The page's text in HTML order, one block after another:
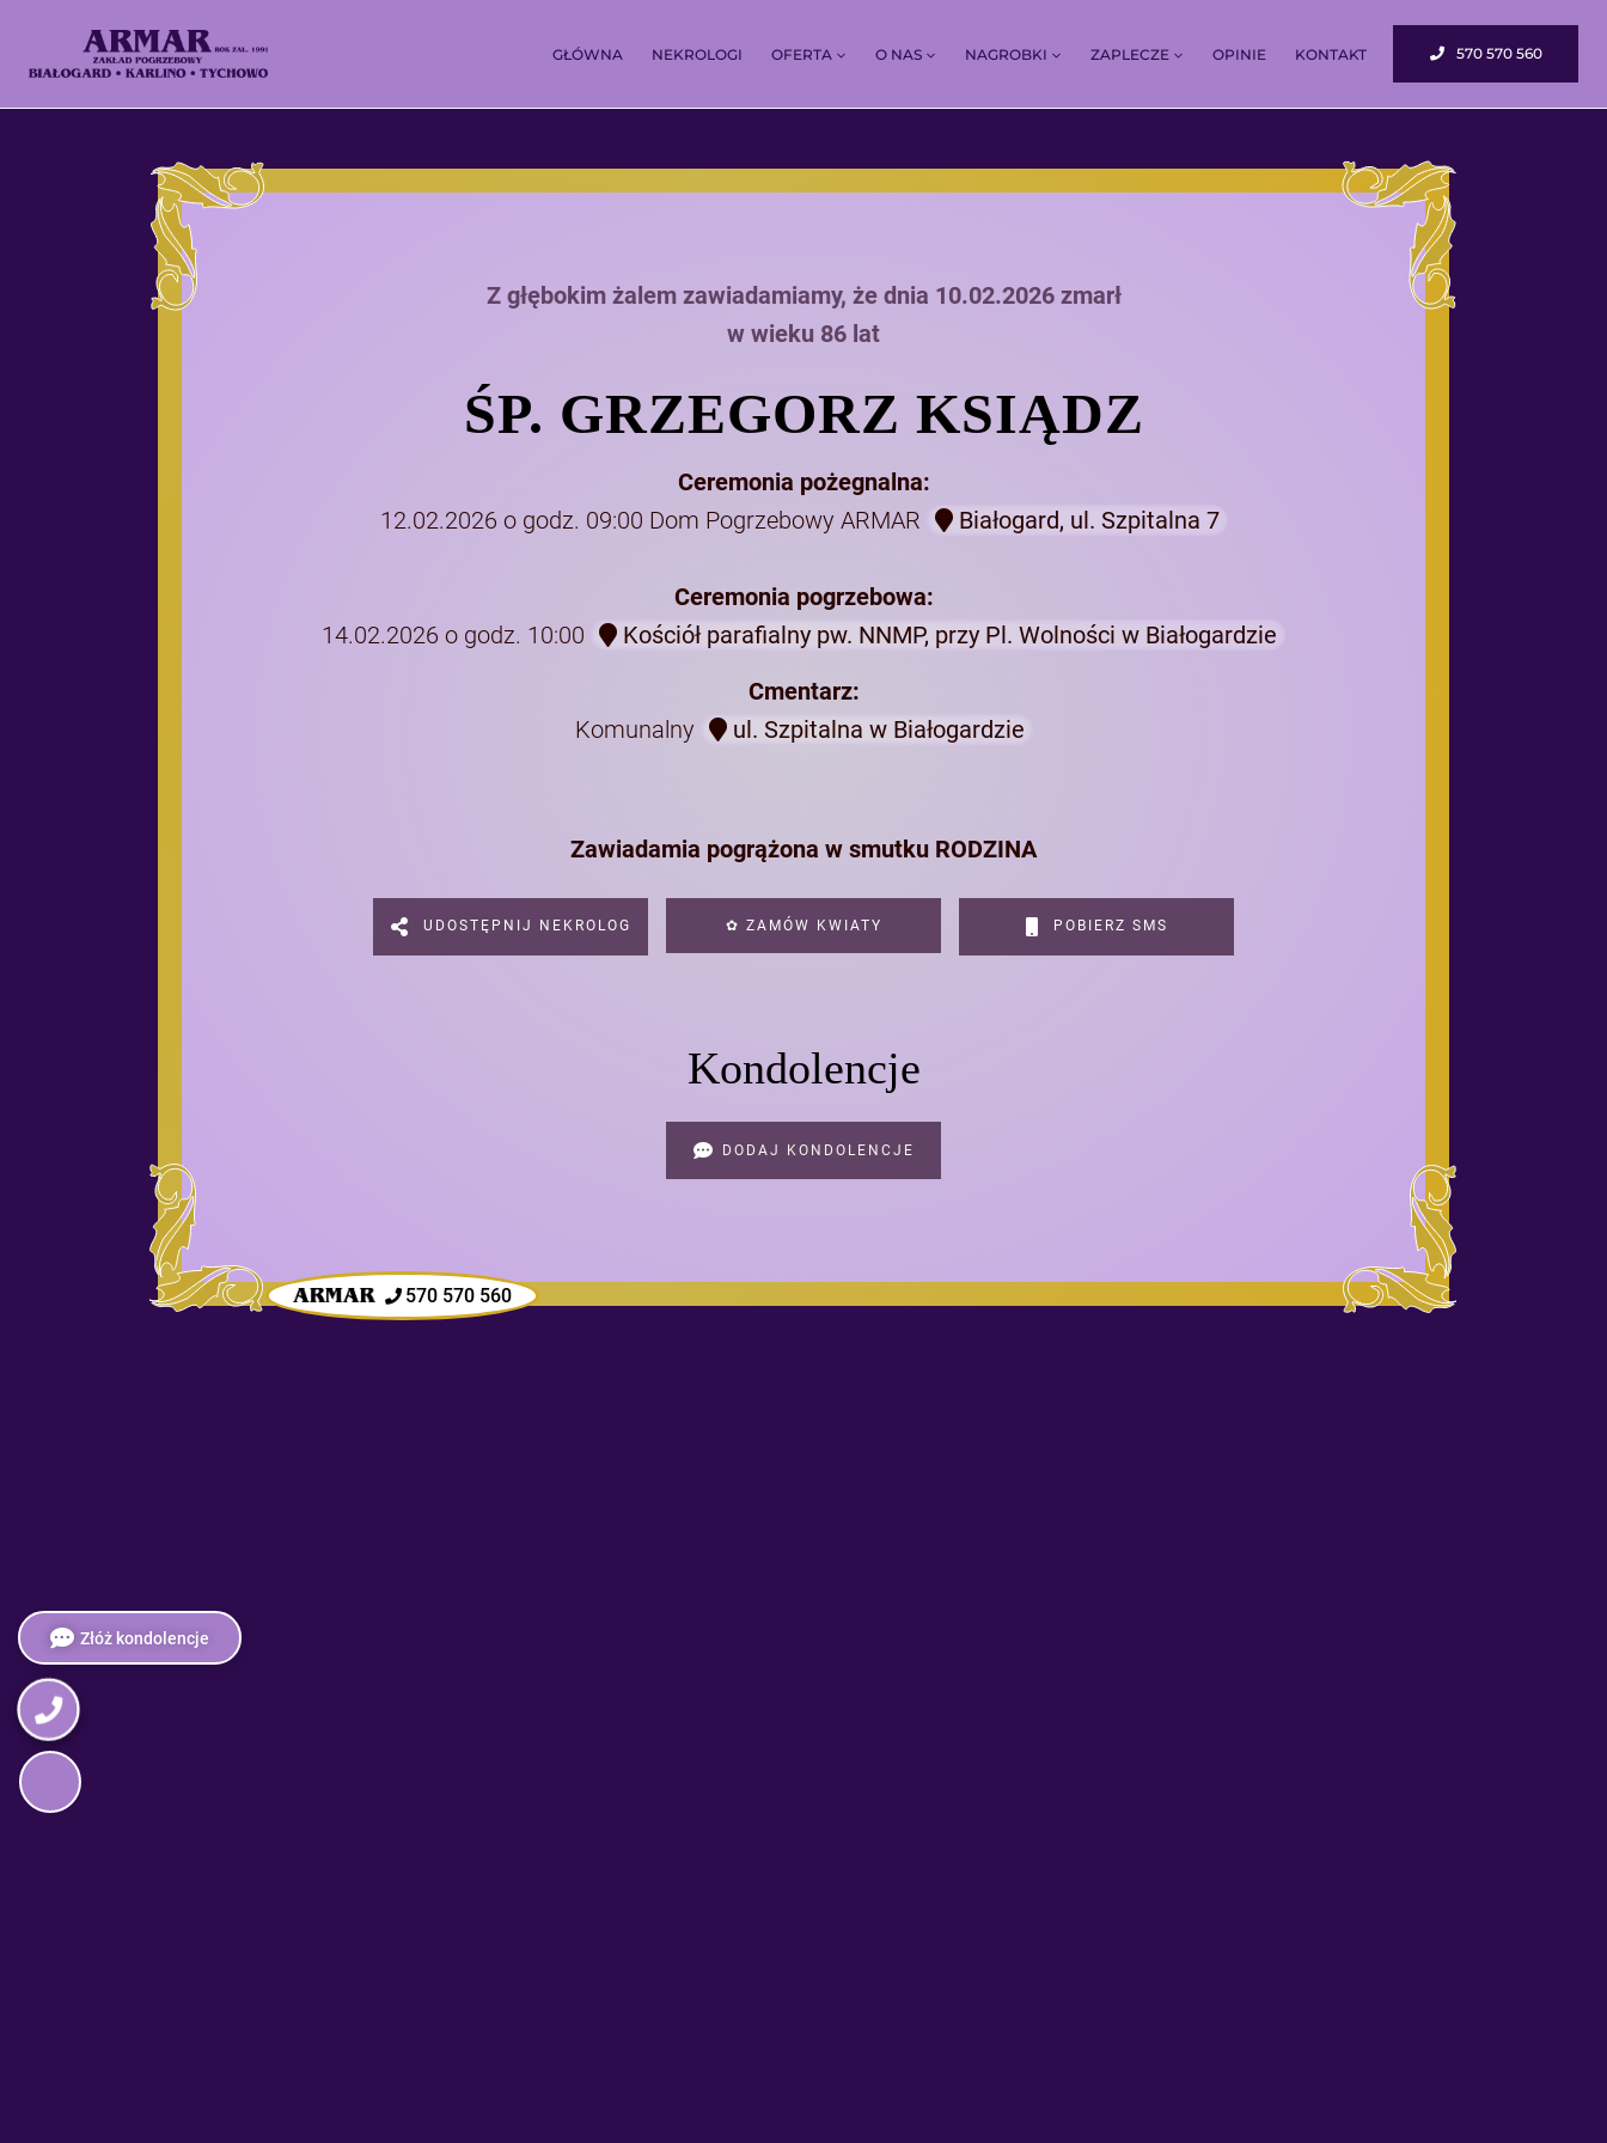
GŁÓWNA NEKROLOGI OFERTA O NAS NAGROBKI ZAPLECZE OPINIE KONTAKT 570 570 560
Z głębokim żalem zawiadamiamy, że dnia 10.02.2026 zmarł
w wieku 86 lat
ŚP. GRZEGORZ KSIĄDZ
Ceremonia pożegnalna:
12.02.2026 o godz. 09:00 Dom Pogrzebowy ARMAR
Białogard, ul. Szpitalna 7
Ceremonia pogrzebowa:
14.02.2026 o godz. 10:00
Kościół parafialny pw. NNMP, przy Pl. Wolności w Białogardzie
Cmentarz:
Komunalny
ul. Szpitalna w Białogardzie
Zawiadamia pogrążona w smutku RODZINA
UDOSTĘPNIJ NEKROLOG ✿ ZAMÓW KWIATY POBIERZ SMS
Kondolencje
DODAJ KONDOLENCJE
Złóż kondolencje
570 570 560